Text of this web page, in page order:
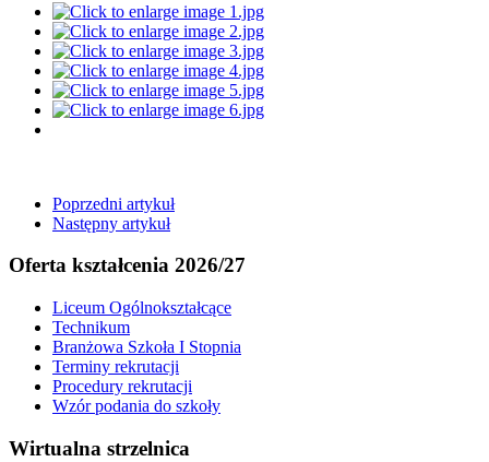
Poprzedni artykuł
Następny artykuł
Oferta kształcenia 2026/27
Liceum Ogólnokształcące
Technikum
Branżowa Szkoła I Stopnia
Terminy rekrutacji
Procedury rekrutacji
Wzór podania do szkoły
Wirtualna strzelnica